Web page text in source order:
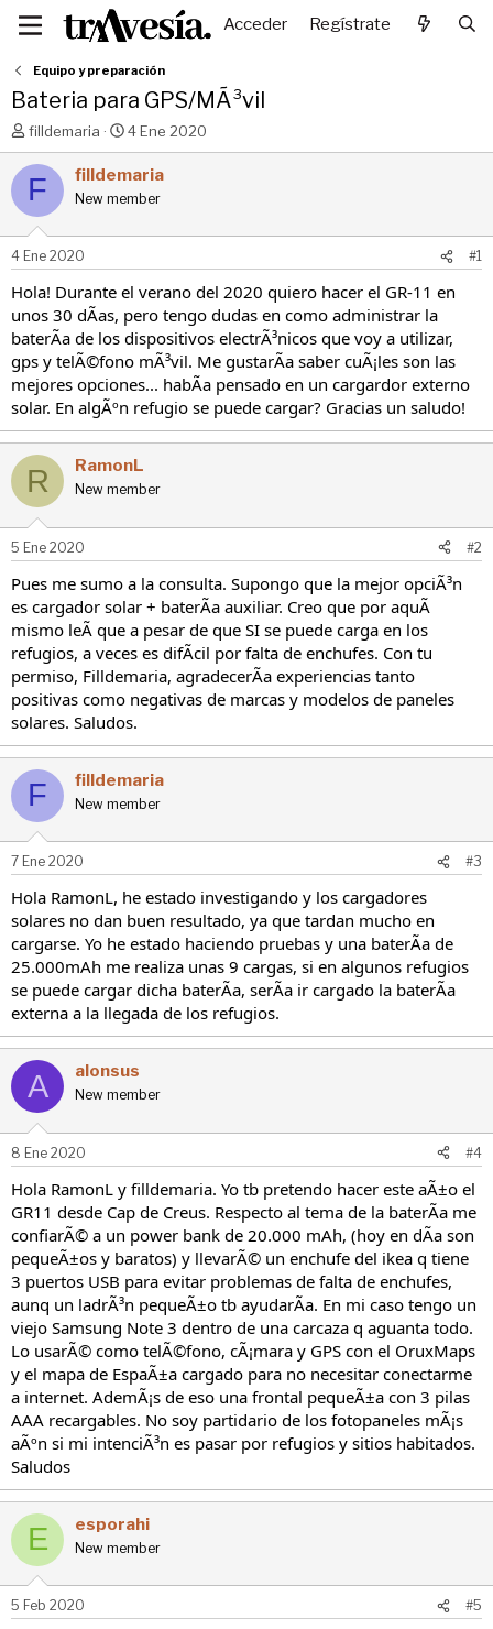
Acceder Regístrate
Equipo y preparación
Bateria para GPS/MÃ³vil
I
n
i
c
a
d
o
r
e
l
t
e
m
a
filldemaria
F
e
c
a
i
n
c
i
o
4 Ene 2020
F filldemaria
New member
4 Ene 2020 #1
Hola! Durante el verano del 2020 quiero hacer el GR-11 en
unos 30 dÃas, pero tengo dudas en como administrar la
baterÃa de los dispositivos electrÃ³nicos que voy a utilizar,
gps y telÃ©fono mÃ³vil. Me gustarÃa saber cuÃ¡les son las
mejores opciones... habÃa pensado en un cargardor externo
solar. En algÃºn refugio se puede cargar? Gracias un saludo!
R RamonL
New member
5 Ene 2020 #2
Pues me sumo a la consulta. Supongo que la mejor opciÃ³n
es cargador solar + baterÃa auxiliar. Creo que por aquÃ
mismo leÃ que a pesar de que SI se puede carga en los
refugios, a veces es difÃcil por falta de enchufes. Con tu
permiso, Filldemaria, agradecerÃa experiencias tanto
positivas como negativas de marcas y modelos de paneles
solares. Saludos.
F filldemaria
New member
7 Ene 2020 #3
Hola RamonL, he estado investigando y los cargadores
solares no dan buen resultado, ya que tardan mucho en
cargarse. Yo he estado haciendo pruebas y una baterÃa de
25.000mAh me realiza unas 9 cargas, si en algunos refugios
se puede cargar dicha baterÃa, serÃa ir cargado la baterÃa
externa a la llegada de los refugios.
A alonsus
New member
8 Ene 2020 #4
Hola RamonL y filldemaria. Yo tb pretendo hacer este aÃ±o el
GR11 desde Cap de Creus. Respecto al tema de la baterÃa me
confiarÃ© a un power bank de 20.000 mAh, (hoy en dÃa son
pequeÃ±os y baratos) y llevarÃ© un enchufe del ikea q tiene
3 puertos USB para evitar problemas de falta de enchufes,
aunq un ladrÃ³n pequeÃ±o tb ayudarÃa. En mi caso tengo un
viejo Samsung Note 3 dentro de una carcaza q aguanta todo.
Lo usarÃ© como telÃ©fono, cÃ¡mara y GPS con el OruxMaps
y el mapa de EspaÃ±a cargado para no necesitar conectarme
a internet. AdemÃ¡s de eso una frontal pequeÃ±a con 3 pilas
AAA recargables. No soy partidario de los fotopaneles mÃ¡s
aÃºn si mi intenciÃ³n es pasar por refugios y sitios habitados.
Saludos
E esporahi
New member
5 Feb 2020 #5